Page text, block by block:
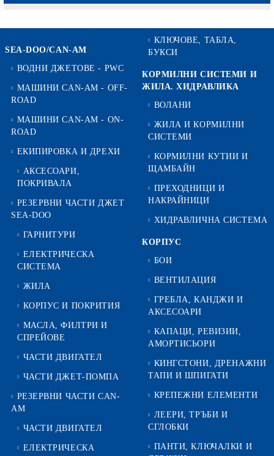
SEA-DOO/CAN-AM
ВОДНИ ДЖЕТОВЕ - PWC
МАШИНИ CAN-AM - OFF-
ROAD
МАШИНИ CAN-AM - ON-
ROAD
ЕКИПИРОВКА И ДРЕХИ
АКСЕСОАРИ,
ПОКРИВАЛА
РЕЗЕРВНИ ЧАСТИ ДЖЕТ
SEA-DOO
ГАРНИТУРИ
ЕЛЕКТРИЧЕСКА
СИСТЕМА
ЖИЛА
КОРПУС И ПОКРИТИЯ
МАСЛА, ФИЛТРИ И
СПРЕЙОВЕ
ЧАСТИ ДВИГАТЕЛ
ЧАСТИ ДЖЕТ-ПОМПА
РЕЗЕРВНИ ЧАСТИ CAN-
AM
ЧАСТИ ДВИГАТЕЛ
ЕЛЕКТРИЧЕСКА
КЛЮЧОВЕ, ТАБЛА,
БУКСИ
КОРМИЛНИ СИСТЕМИ И
ЖИЛА. ХИДРАВЛИКА
ВОЛАНИ
ЖИЛА И КОРМИЛНИ
СИСТЕМИ
КОРМИЛНИ КУТИИ И
ЩАМБАЙН
ПРЕХОДНИЦИ И
НАКРАЙНИЦИ
ХИДРАВЛИЧНА СИСТЕМА
КОРПУС
БОИ
ВЕНТИЛАЦИЯ
ГРЕБЛА, КАНДЖИ И
АКСЕСОАРИ
КАПАЦИ, РЕВИЗИИ,
АМОРТИСЬОРИ
КИНГСТОНИ, ДРЕНАЖНИ
ТАПИ И ШПИГАТИ
КРЕПЕЖНИ ЕЛЕМЕНТИ
ЛЕЕРИ, ТРЪБИ И
СГЛОБКИ
ПАНТИ, КЛЮЧАЛКИ И